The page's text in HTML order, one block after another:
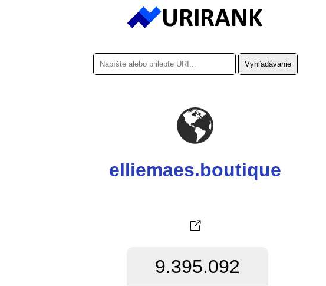
elliemaes.boutique
9.395.092